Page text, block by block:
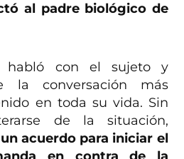
al padre biológico de
habló con el sujeto y
la conversación más
en toda su vida. Sin
de la situación,
acuerdo para iniciar el